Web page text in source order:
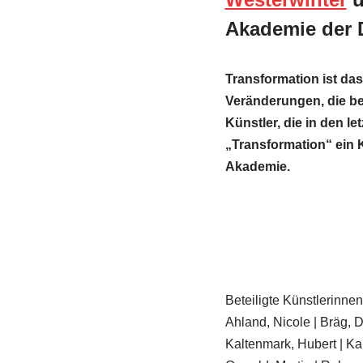
Akademie der
Transformation ist
Veränderungen, die
Künstler, die in den
„Transformation“ ein
Akademie.
Beteiligte
Ahland, Nicole | Bräg,
Kaltenmark, Hubert |